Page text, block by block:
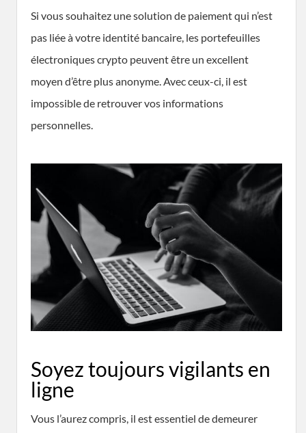
Si vous souhaitez une solution de paiement qui n’est
pas liée à votre identité bancaire, les portefeuilles
électroniques crypto peuvent être un excellent
moyen d’être plus anonyme. Avec ceux-ci, il est
impossible de retrouver vos informations
personnelles.
Soyez toujours vigilants en
ligne
Vous l’aurez compris, il est essentiel de demeurer